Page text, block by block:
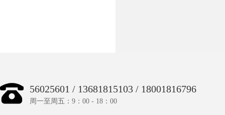
56025601 / 13681815103 / 18001816796
周一至周五：9：00 - 18：00